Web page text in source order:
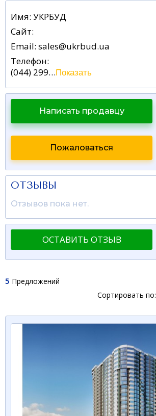
Имя: УКРБУД
Сайт:
Email: sales@ukrbud.ua
Телефон:
(044) 299 33 35Показать
Написать продавцу
Пожаловаться
ОТЗЫВЫ
Отзывов пока нет.
ОСТАВИТЬ ОТЗЫВ
5 Предложений
Сортировать по: